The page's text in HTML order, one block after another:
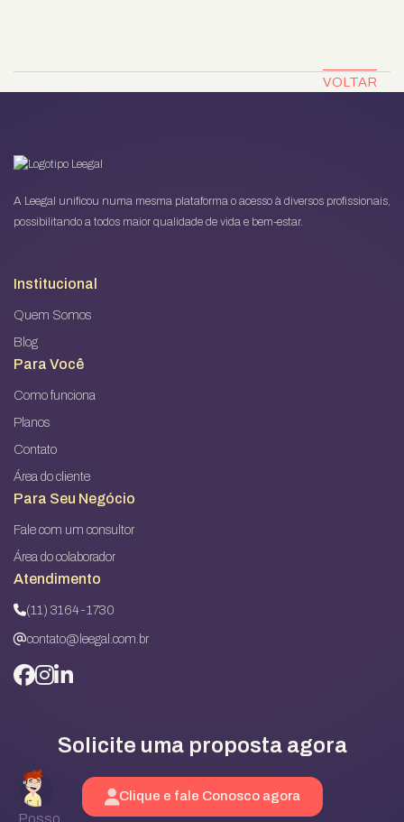
VOLTAR
A Leegal unificou numa mesma plataforma o acesso à diversos profissionais,
possibilitando a todos maior qualidade de vida e bem-estar.
Institucional
Quem Somos
Blog
Para Você
Como funciona
Planos
Contato
Área do cliente
Para Seu Negócio
Fale com um consultor
Área do colaborador
Atendimento
(11) 3164-1730
contato@leegal.com.br
Solicite uma proposta agora
Clique e fale Conosco agora
Posso